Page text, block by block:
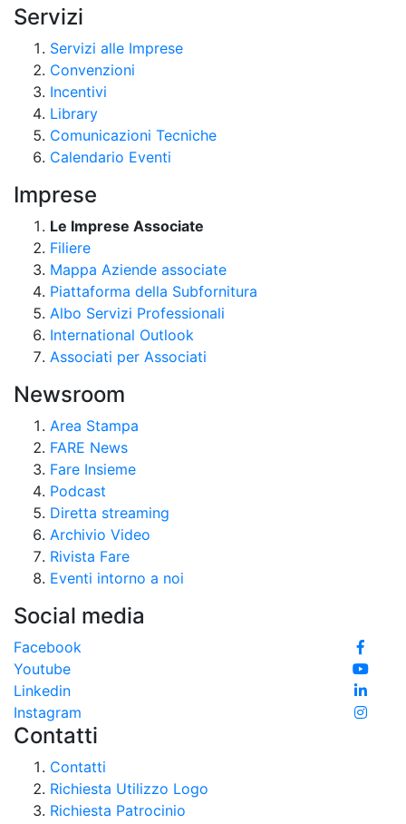
Servizi
Servizi alle Imprese
Convenzioni
Incentivi
Library
Comunicazioni Tecniche
Calendario Eventi
Imprese
Le Imprese Associate
Filiere
Mappa Aziende associate
Piattaforma della Subfornitura
Albo Servizi Professionali
International Outlook
Associati per Associati
Newsroom
Area Stampa
FARE News
Fare Insieme
Podcast
Diretta streaming
Archivio Video
Rivista Fare
Eventi intorno a noi
Social media
Facebook
Youtube
Linkedin
Instagram
Contatti
Contatti
Richiesta Utilizzo Logo
Richiesta Patrocinio